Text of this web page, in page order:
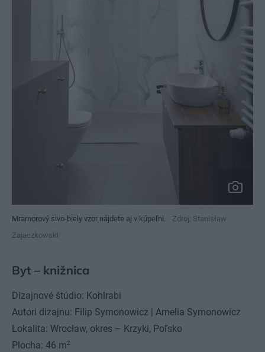
Mramorový sivo-biely vzor nájdete aj v kúpeľni.
Zdroj: Stanisław
Zajaczkowski
Byt – knižnica
Dizajnové štúdio: Kohlrabi
Autori dizajnu: Filip Symonowicz | Amelia Symonowicz
Lokalita: Wrocław, okres – Krzyki, Poľsko
Plocha: 46 m2